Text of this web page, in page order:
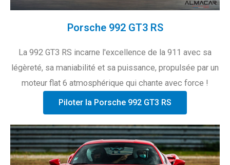
Porsche 992 GT3 RS
La 992 GT3 RS incarne l'excellence de la 911 avec sa
légèreté, sa maniabilité et sa puissance, propulsée par un
moteur flat 6 atmosphérique qui chante avec force !
Piloter la Porsche 992 GT3 RS